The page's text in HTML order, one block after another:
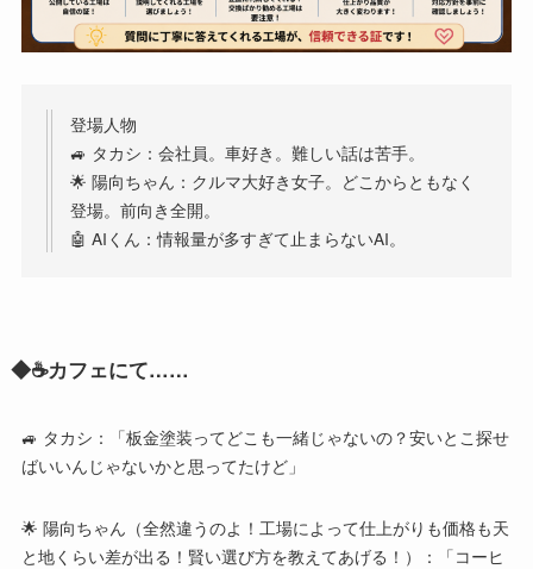
登場人物
🚙 タカシ：会社員。車好き。難しい話は苦手。
🌟 陽向ちゃん：クルマ大好き女子。どこからともなく
登場。前向き全開。
🤖 AIくん：情報量が多すぎて止まらないAI。
◆☕カフェにて……
🚙 タカシ：「板金塗装ってどこも一緒じゃないの？安いとこ探せ
ばいいんじゃないかと思ってたけど」
🌟 陽向ちゃん（全然違うのよ！工場によって仕上がりも価格も天
と地くらい差が出る！賢い選び方を教えてあげる！）：「コーヒ